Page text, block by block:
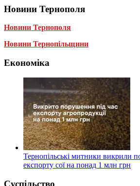
Новини Тернополя
Новини Тернополя
Новини Тернопільщини
Економіка
Тернопільські митники викрили
експорту сої на понад 1 млн грн
Суспільство